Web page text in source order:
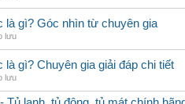
là gì? Góc nhìn từ chuyên gia
lưu
gì? Chuyên gia giải đáp chi tiết
lưu